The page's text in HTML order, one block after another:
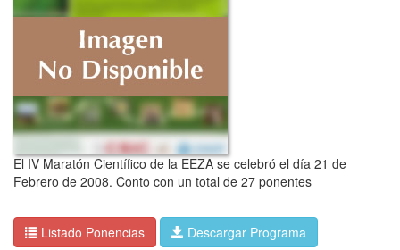
El IV Maratón Científico de la EEZA se celebró el día 21 de
Febrero de 2008. Conto con un total de 27 ponentes
Listado Ponencias Descargar Programa